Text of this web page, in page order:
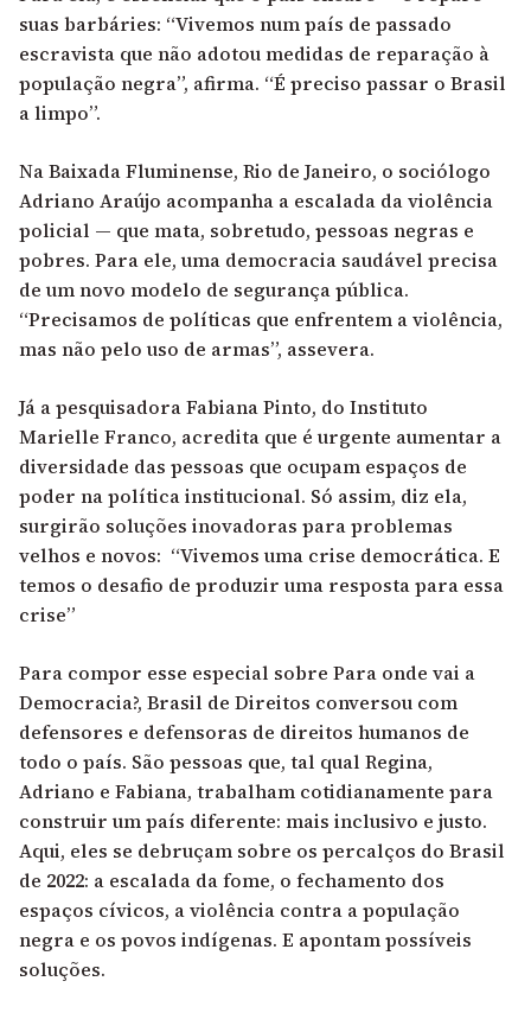
suas barbáries: “Vivemos num país de passado
escravista que não adotou medidas de reparação à
população negra”, afirma. “É preciso passar o Brasil
a limpo”.
Na Baixada Fluminense, Rio de Janeiro, o sociólogo
Adriano Araújo acompanha a escalada da violência
policial — que mata, sobretudo, pessoas negras e
pobres. Para ele, uma democracia saudável precisa
de um novo modelo de segurança pública.
“Precisamos de políticas que enfrentem a violência,
mas não pelo uso de armas”, assevera.
Já a pesquisadora Fabiana Pinto, do Instituto
Marielle Franco, acredita que é urgente aumentar a
diversidade das pessoas que ocupam espaços de
poder na política institucional. Só assim, diz ela,
surgirão soluções inovadoras para problemas
velhos e novos: “Vivemos uma crise democrática. E
temos o desafio de produzir uma resposta para essa
crise”
Para compor esse especial sobre Para onde vai a
Democracia?, Brasil de Direitos conversou com
defensores e defensoras de direitos humanos de
todo o país. São pessoas que, tal qual Regina,
Adriano e Fabiana, trabalham cotidianamente para
construir um país diferente: mais inclusivo e justo.
Aqui, eles se debruçam sobre os percalços do Brasil
de 2022: a escalada da fome, o fechamento dos
espaços cívicos, a violência contra a população
negra e os povos indígenas. E apontam possíveis
soluções.